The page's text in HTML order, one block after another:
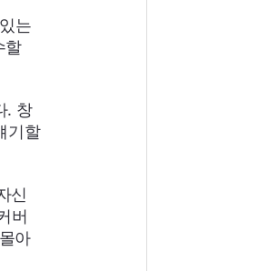
는
할
. 창
기할
신
버
아